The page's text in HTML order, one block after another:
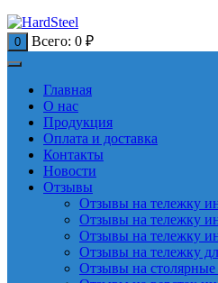
0 Всего: 0 ₽
Главная
О нас
Продукция
Оплата и доставка
Контакты
Новости
Отзывы
Отзывы на тележку
Отзывы на тележку
Отзывы на тележку
Отзывы на тележку
Отзывы на столярные